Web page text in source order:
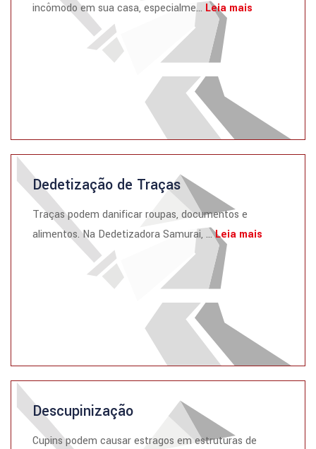
incômodo em sua casa, especialme... Leia mais
Dedetização de Traças
Traças podem danificar roupas, documentos e
alimentos. Na Dedetizadora Samurai, ...Leia mais
Descupinização
Cupins podem causar estragos em estruturas de